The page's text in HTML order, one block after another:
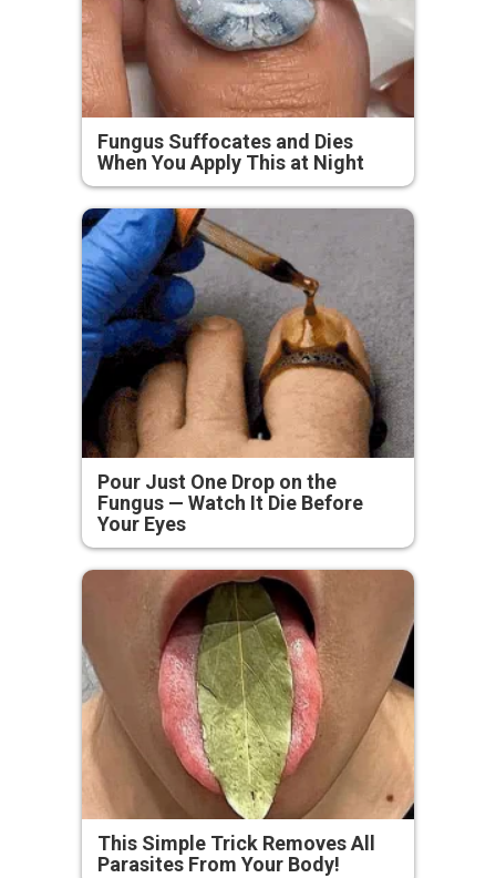
Fungus Suffocates and Dies
When You Apply This at Night
Pour Just One Drop on the
Fungus — Watch It Die Before
Your Eyes
This Simple Trick Removes All
Parasites From Your Body!